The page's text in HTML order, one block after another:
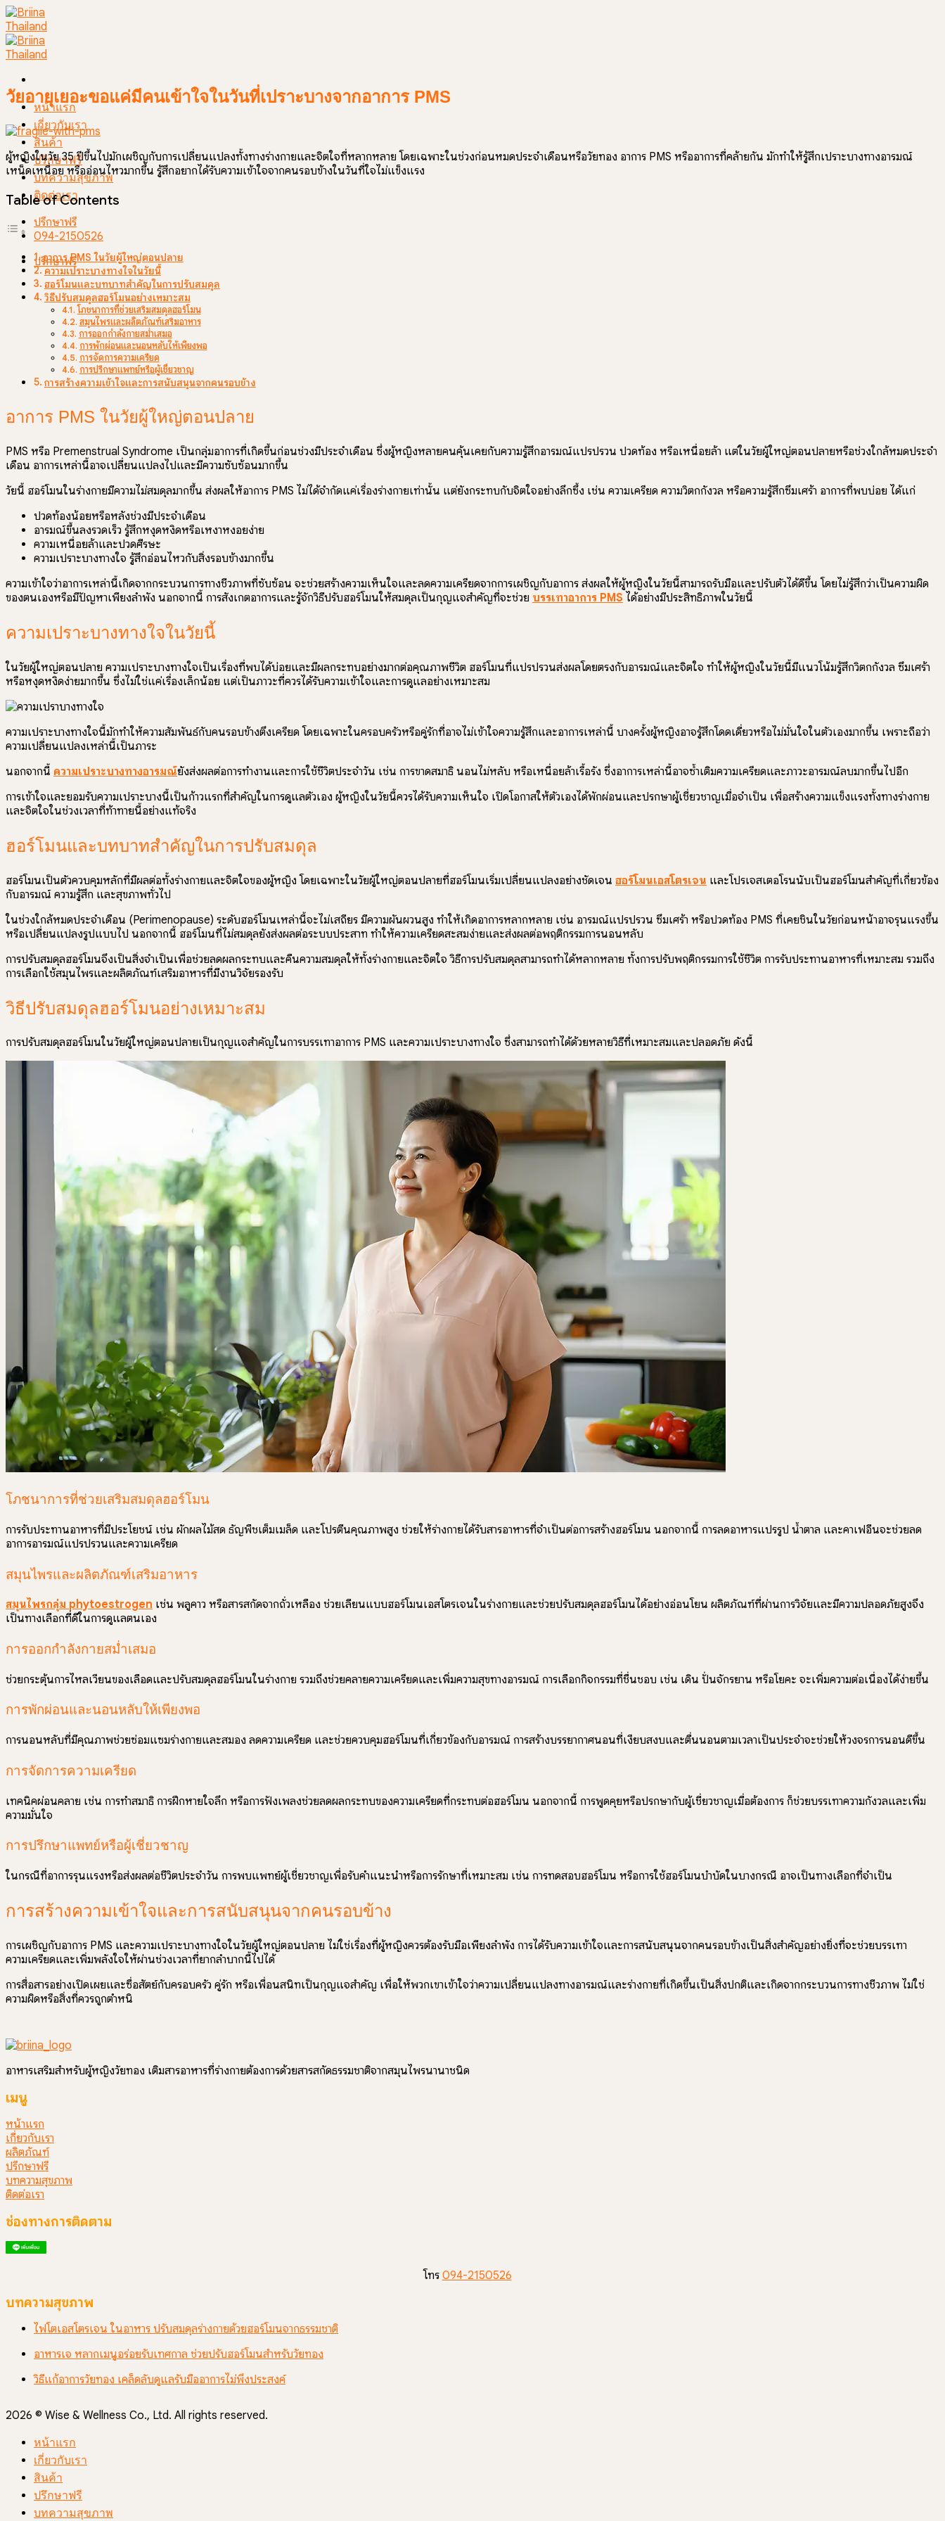
Skip
to
content
หน้าแรก
เกี่ยวกับเรา
สินค้า
ปรึกษาฟรี
บทความสุขภาพ
ติดต่อเรา
ปรึกษาฟรี
094-2150526
ปรึกษาฟรี
วัยอายุเยอะขอแค่มีคนเข้าใจในวันที่เปราะบางจากอาการ PMS
ผู้หญิงในวัย 35 ปีขึ้นไปมักเผชิญกับการเปลี่ยนแปลงทั้งทางร่างกายและจิตใจที่หลากหลาย โดยเฉพาะในช่วงก่อนหมดประจำเดือนหรือวัยทอง อาการ PMS หรืออาการที่คล้ายกัน มักทำให้รู้สึกเปราะบางทางอารมณ์
เหน็ดเหนื่อย หรืออ่อนไหวมากขึ้น รู้สึกอยากได้รับความเข้าใจจากคนรอบข้างในวันที่ใจไม่แข็งแรง
Table of Contents
อาการ PMS ในวัยผู้ใหญ่ตอนปลาย
ความเปราะบางทางใจในวัยนี้
ฮอร์โมนและบทบาทสำคัญในการปรับสมดุล
วิธีปรับสมดุลฮอร์โมนอย่างเหมาะสม
โภชนาการที่ช่วยเสริมสมดุลฮอร์โมน
สมุนไพรและผลิตภัณฑ์เสริมอาหาร
การออกกำลังกายสม่ำเสมอ
การพักผ่อนและนอนหลับให้เพียงพอ
การจัดการความเครียด
การปรึกษาแพทย์หรือผู้เชี่ยวชาญ
การสร้างความเข้าใจและการสนับสนุนจากคนรอบข้าง
อาการ PMS ในวัยผู้ใหญ่ตอนปลาย
PMS หรือ Premenstrual Syndrome เป็นกลุ่มอาการที่เกิดขึ้นก่อนช่วงมีประจำเดือน ซึ่งผู้หญิงหลายคนคุ้นเคยกับความรู้สึกอารมณ์แปรปรวน ปวดท้อง หรือเหนื่อยล้า แต่ในวัยผู้ใหญ่ตอนปลายหรือช่วงใกล้หมดประจำ
เดือน อาการเหล่านี้อาจเปลี่ยนแปลงไปและมีความซับซ้อนมากขึ้น
วัยนี้ ฮอร์โมนในร่างกายมีความไม่สมดุลมากขึ้น ส่งผลให้อาการ PMS ไม่ได้จำกัดแค่เรื่องร่างกายเท่านั้น แต่ยังกระทบกับจิตใจอย่างลึกซึ้ง เช่น ความเครียด ความวิตกกังวล หรือความรู้สึกซึมเศร้า อาการที่พบบ่อย ได้แก่
ปวดท้องน้อยหรือหลังช่วงมีประจำเดือน
อารมณ์ขึ้นลงรวดเร็ว รู้สึกหงุดหงิดหรือเหงาหงอยง่าย
ความเหนื่อยล้าและปวดศีรษะ
ความเปราะบางทางใจ รู้สึกอ่อนไหวกับสิ่งรอบข้างมากขึ้น
ความเข้าใจว่าอาการเหล่านี้เกิดจากกระบวนการทางชีวภาพที่ซับซ้อน จะช่วยสร้างความเห็นใจและลดความเครียดจากการเผชิญกับอาการ ส่งผลให้ผู้หญิงในวัยนี้สามารถรับมือและปรับตัวได้ดีขึ้น โดยไม่รู้สึกว่าเป็นความผิด
ของตนเองหรือมีปัญหาเพียงลำพัง นอกจากนี้ การสังเกตอาการและรู้จักวิธีปรับฮอร์โมนให้สมดุลเป็นกุญแจสำคัญที่จะช่วย บรรเทาอาการ PMS ได้อย่างมีประสิทธิภาพในวัยนี้
ความเปราะบางทางใจในวัยนี้
ในวัยผู้ใหญ่ตอนปลาย ความเปราะบางทางใจเป็นเรื่องที่พบได้บ่อยและมีผลกระทบอย่างมากต่อคุณภาพชีวิต ฮอร์โมนที่แปรปรวนส่งผลโดยตรงกับอารมณ์และจิตใจ ทำให้ผู้หญิงในวัยนี้มีแนวโน้มรู้สึกวิตกกังวล ซึมเศร้า
หรือหงุดหงิดง่ายมากขึ้น ซึ่งไม่ใช่แค่เรื่องเล็กน้อย แต่เป็นภาวะที่ควรได้รับความเข้าใจและการดูแลอย่างเหมาะสม
ความเปราะบางทางใจนี้มักทำให้ความสัมพันธ์กับคนรอบข้างตึงเครียด โดยเฉพาะในครอบครัวหรือคู่รักที่อาจไม่เข้าใจความรู้สึกและอาการเหล่านี้ บางครั้งผู้หญิงอาจรู้สึกโดดเดี่ยวหรือไม่มั่นใจในตัวเองมากขึ้น เพราะถือว่า
ความเปลี่ยนแปลงเหล่านี้เป็นภาระ
นอกจากนี้ ความเปราะบางทางอารมณ์ยังส่งผลต่อการทำงานและการใช้ชีวิตประจำวัน เช่น การขาดสมาธิ นอนไม่หลับ หรือเหนื่อยล้าเรื้อรัง ซึ่งอาการเหล่านี้อาจซ้ำเติมความเครียดและภาวะอารมณ์ลบมากขึ้นไปอีก
การเข้าใจและยอมรับความเปราะบางนี้เป็นก้าวแรกที่สำคัญในการดูแลตัวเอง ผู้หญิงในวัยนี้ควรได้รับความเห็นใจ เปิดโอกาสให้ตัวเองได้พักผ่อนและปรึกษาผู้เชี่ยวชาญเมื่อจำเป็น เพื่อสร้างความแข็งแรงทั้งทางร่างกาย
และจิตใจในช่วงเวลาที่ท้าทายนี้อย่างแท้จริง
ฮอร์โมนและบทบาทสำคัญในการปรับสมดุล
ฮอร์โมนเป็นตัวควบคุมหลักที่มีผลต่อทั้งร่างกายและจิตใจของผู้หญิง โดยเฉพาะในวัยผู้ใหญ่ตอนปลายที่ฮอร์โมนเริ่มเปลี่ยนแปลงอย่างชัดเจน ฮอร์โมนเอสโตรเจน และโปรเจสเตอโรนนับเป็นฮอร์โมนสำคัญที่เกี่ยวข้อง
กับอารมณ์ ความรู้สึก และสุขภาพทั่วไป
ในช่วงใกล้หมดประจำเดือน (Perimenopause) ระดับฮอร์โมนเหล่านี้จะไม่เสถียร มีความผันผวนสูง ทำให้เกิดอาการหลากหลาย เช่น อารมณ์แปรปรวน ซึมเศร้า หรือปวดท้อง PMS ที่เคยชินในวัยก่อนหน้าอาจรุนแรงขึ้น
หรือเปลี่ยนแปลงรูปแบบไป นอกจากนี้ ฮอร์โมนที่ไม่สมดุลยังส่งผลต่อระบบประสาท ทำให้ความเครียดสะสมง่ายและส่งผลต่อพฤติกรรมการนอนหลับ
การปรับสมดุลฮอร์โมนจึงเป็นสิ่งจำเป็นเพื่อช่วยลดผลกระทบและคืนความสมดุลให้ทั้งร่างกายและจิตใจ วิธีการปรับสมดุลสามารถทำได้หลากหลาย ทั้งการปรับพฤติกรรมการใช้ชีวิต การรับประทานอาหารที่เหมาะสม รวมถึง
การเลือกใช้สมุนไพรและผลิตภัณฑ์เสริมอาหารที่มีงานวิจัยรองรับ
วิธีปรับสมดุลฮอร์โมนอย่างเหมาะสม
การปรับสมดุลฮอร์โมนในวัยผู้ใหญ่ตอนปลายเป็นกุญแจสำคัญในการบรรเทาอาการ PMS และความเปราะบางทางใจ ซึ่งสามารถทำได้ด้วยหลายวิธีที่เหมาะสมและปลอดภัย ดังนี้
โภชนาการที่ช่วยเสริมสมดุลฮอร์โมน
การรับประทานอาหารที่มีประโยชน์ เช่น ผักผลไม้สด ธัญพืชเต็มเมล็ด และโปรตีนคุณภาพสูง ช่วยให้ร่างกายได้รับสารอาหารที่จำเป็นต่อการสร้างฮอร์โมน นอกจากนี้ การลดอาหารแปรรูป น้ำตาล และคาเฟอีนจะช่วยลด
อาการอารมณ์แปรปรวนและความเครียด
สมุนไพรและผลิตภัณฑ์เสริมอาหาร
สมุนไพรกลุ่ม phytoestrogen เช่น พลูคาว หรือสารสกัดจากถั่วเหลือง ช่วยเลียนแบบฮอร์โมนเอสโตรเจนในร่างกายและช่วยปรับสมดุลฮอร์โมนได้อย่างอ่อนโยน ผลิตภัณฑ์ที่ผ่านการวิจัยและมีความปลอดภัยสูงจึง
เป็นทางเลือกที่ดีในการดูแลตนเอง
การออกกำลังกายสม่ำเสมอ
ช่วยกระตุ้นการไหลเวียนของเลือดและปรับสมดุลฮอร์โมนในร่างกาย รวมถึงช่วยคลายความเครียดและเพิ่มความสุขทางอารมณ์ การเลือกกิจกรรมที่ชื่นชอบ เช่น เดิน ปั่นจักรยาน หรือโยคะ จะเพิ่มความต่อเนื่องได้ง่ายขึ้น
การพักผ่อนและนอนหลับให้เพียงพอ
การนอนหลับที่มีคุณภาพช่วยซ่อมแซมร่างกายและสมอง ลดความเครียด และช่วยควบคุมฮอร์โมนที่เกี่ยวข้องกับอารมณ์ การสร้างบรรยากาศนอนที่เงียบสงบและตื่นนอนตามเวลาเป็นประจำจะช่วยให้วงจรการนอนดีขึ้น
การจัดการความเครียด
เทคนิคผ่อนคลาย เช่น การทำสมาธิ การฝึกหายใจลึก หรือการฟังเพลงช่วยลดผลกระทบของความเครียดที่กระทบต่อฮอร์โมน นอกจากนี้ การพูดคุยหรือปรึกษากับผู้เชี่ยวชาญเมื่อต้องการ ก็ช่วยบรรเทาความกังวลและเพิ่ม
ความมั่นใจ
การปรึกษาแพทย์หรือผู้เชี่ยวชาญ
ในกรณีที่อาการรุนแรงหรือส่งผลต่อชีวิตประจำวัน การพบแพทย์ผู้เชี่ยวชาญเพื่อรับคำแนะนำหรือการรักษาที่เหมาะสม เช่น การทดสอบฮอร์โมน หรือการใช้ฮอร์โมนบำบัดในบางกรณี อาจเป็นทางเลือกที่จำเป็น
การสร้างความเข้าใจและการสนับสนุนจากคนรอบข้าง
การเผชิญกับอาการ PMS และความเปราะบางทางใจในวัยผู้ใหญ่ตอนปลาย ไม่ใช่เรื่องที่ผู้หญิงควรต้องรับมือเพียงลำพัง การได้รับความเข้าใจและการสนับสนุนจากคนรอบข้างเป็นสิ่งสำคัญอย่างยิ่งที่จะช่วยบรรเทา
ความเครียดและเพิ่มพลังใจให้ผ่านช่วงเวลาที่ยากลำบากนี้ไปได้
การสื่อสารอย่างเปิดเผยและซื่อสัตย์กับครอบครัว คู่รัก หรือเพื่อนสนิทเป็นกุญแจสำคัญ เพื่อให้พวกเขาเข้าใจว่าความเปลี่ยนแปลงทางอารมณ์และร่างกายที่เกิดขึ้นเป็นสิ่งปกติและเกิดจากกระบวนการทางชีวภาพ ไม่ใช่
ความผิดหรือสิ่งที่ควรถูกตำหนิ
อาหารเสริมสำหรับผู้หญิงวัยทอง เติมสารอาหารที่ร่างกายต้องการด้วยสารสกัดธรรมชาติจากสมุนไพรนานาชนิด
เมนู
หน้าแรก
เกี่ยวกับเรา
ผลิตภัณฑ์
ปรึกษาฟรี
บทความสุขภาพ
ติดต่อเรา
ช่องทางการติดตาม
โทร 094-2150526
บทความสุขภาพ
ไฟโตเอสโตรเจน ในอาหาร ปรับสมดุลร่างกายด้วยฮอร์โมนจากธรรมชาติ
อาหารเจ หลากเมนูอร่อยรับเทศกาล ช่วยปรับฮอร์โมนสำหรับวัยทอง
วิธีแก้อาการวัยทอง เคล็ดลับดูแลรับมืออาการไม่พึงประสงค์
2026 © Wise & Wellness Co., Ltd. All rights reserved.
หน้าแรก
เกี่ยวกับเรา
สินค้า
ปรึกษาฟรี
บทความสุขภาพ